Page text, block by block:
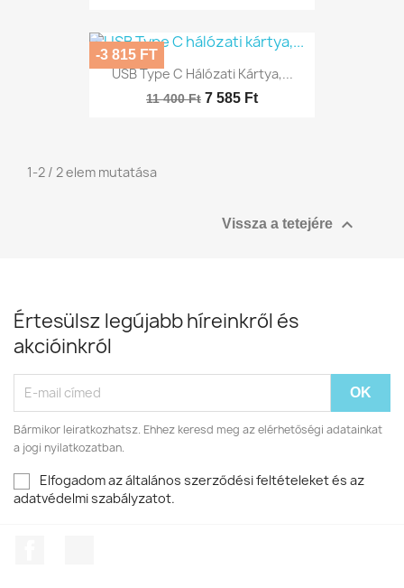
USB Type C Hálózati Kártya,...
11 400 Ft 7 585 Ft
-3 815 FT
1-2 / 2 elem mutatása
Vissza a tetejére 
Értesülsz legújabb híreinkről és
akcióinkról
Bármikor leiratkozhatsz. Ehhez keresd meg az elérhetőségi adatainkat
a jogi nyilatkozatban.
Elfogadom az általános szerződési feltételeket és az
adatvédelmi szabályzatot.